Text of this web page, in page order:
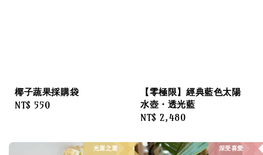
椰子蔬果採購袋
Regular
NT$ 550
【零極限】經典藍色太陽
水壺・透光藍
Regular
NT$ 2,480
光屋之選 深受喜愛